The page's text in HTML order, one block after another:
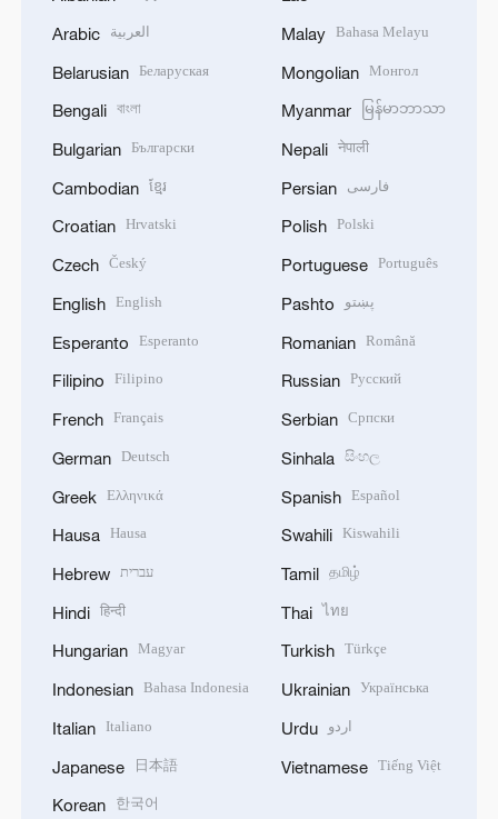
Arabic العربية
Belarusian Беларуская
Bengali বাংলা
Bulgarian Български
Cambodian ខ្មែរ
Croatian Hrvatski
Czech Český
English English
Esperanto Esperanto
Filipino Filipino
French Français
German Deutsch
Greek Ελληνικά
Hausa Hausa
Hebrew עברית
Hindi हिन्दी
Hungarian Magyar
Indonesian Bahasa Indonesia
Italian Italiano
Japanese 日本語
Korean 한국어
Malay Bahasa Melayu
Mongolian Монгол
Myanmar မြန်မာဘာသာ
Nepali नेपाली
Persian فارسی
Polish Polski
Portuguese Português
Pashto پښتو
Romanian Română
Russian Русский
Serbian Српски
Sinhala සිංහල
Spanish Español
Swahili Kiswahili
Tamil தமிழ்
Thai ไทย
Turkish Türkçe
Ukrainian Українська
Urdu اردو
Vietnamese Tiếng Việt